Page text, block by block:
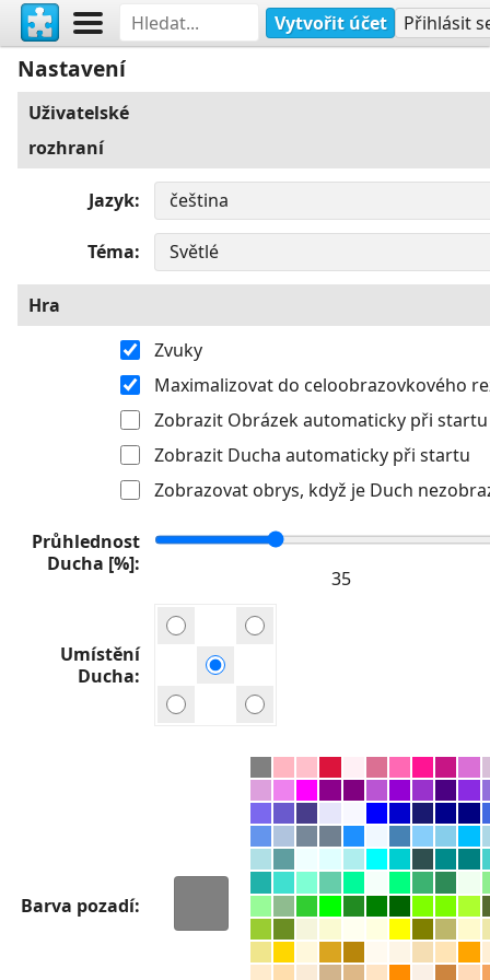
Vytvořit účet Přihlásit
Nastavení
Uživatelské
rozhraní
Jazyk
Téma
Hra
Zvuky
Maximalizovat do celoobrazovkového
Zobrazit Obrázek automaticky při startu
Zobrazit Ducha automaticky při startu
Zobrazovat obrys, když je Duch
Průhlednost
Ducha [%]
Umístění
Ducha
Barva pozadí